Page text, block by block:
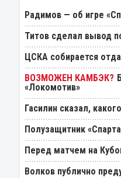
Радимов — об игре
Титов сделал вывод
ЦСКА собирается
«Локомотив»
Гасилин сказал,
Полузащитник
Перед матчем на
Волков публично